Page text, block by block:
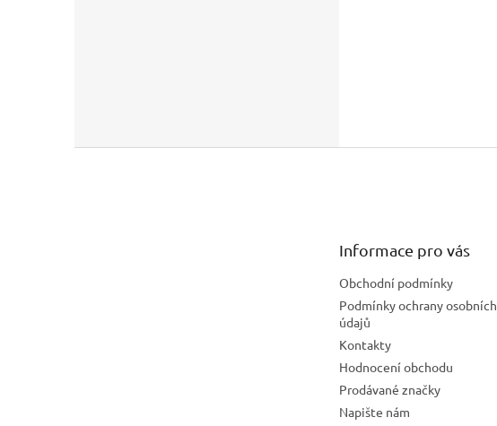
Informace pro vás
Obchodní podmínky
Podmínky ochrany osobních
údajů
Kontakty
Hodnocení obchodu
Prodávané značky
Napište nám